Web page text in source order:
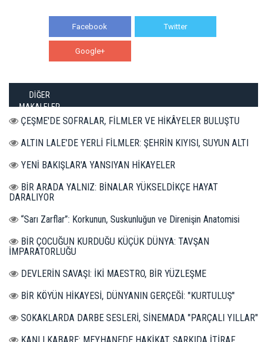
Facebook Twitter
Google+
DİĞER
MAKALELER
ÇEŞME'DE SOFRALAR, FİLMLER VE HİKÂYELER BULUŞTU
ALTIN LALE'DE YERLİ FİLMLER: ŞEHRİN KIYISI, SUYUN ALTI
YENİ BAKIŞLAR'A YANSIYAN HİKAYELER
BİR ARADA YALNIZ: BİNALAR YÜKSELDİKÇE HAYAT
DARALIYOR
“Sarı Zarflar”: Korkunun, Suskunluğun ve Direnişin Anatomisi
BİR ÇOCUĞUN KURDUĞU KÜÇÜK DÜNYA: TAVŞAN
İMPARATORLUĞU
DEVLERİN SAVAŞI: İKİ MAESTRO, BİR YÜZLEŞME
BİR KÖYÜN HİKAYESİ, DÜNYANIN GERÇEĞİ: "KURTULUŞ"
SOKAKLARDA DARBE SESLERİ, SİNEMADA "PARÇALI YILLAR"
KANLI KABARE: MEYHANEDE HAKİKAT, ŞARKIDA İTİRAF